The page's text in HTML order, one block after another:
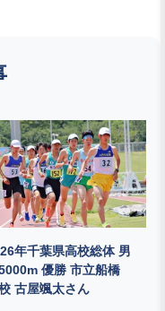
年千葉県高校総体 男
優勝 市立船橋
古屋颯太さん